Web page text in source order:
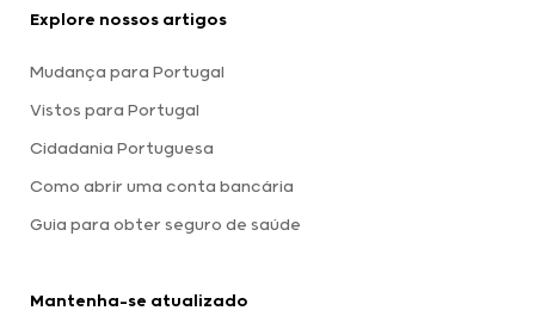
Explore nossos artigos
Mudança para Portugal
Vistos para Portugal
Cidadania Portuguesa
Como abrir uma conta bancária
Guia para obter seguro de saúde
Mantenha-se atualizado